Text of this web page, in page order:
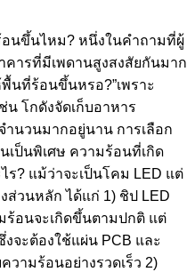
อนขึ้นไหม? หนึ่งในคำถามที่ผู้
คารที่มีเพดานสูงสงสัยกันมาก
นที่ร้อนขึ้นหรอ?”เพราะ
โกดังจัดเก็บอาหาร
นวนมากอยู่นาน การเลือก
เป็นพิเศษ ความร้อนที่เกิด
ร? แม้ว่าจะเป็นโคม LED แต่
ส่วนหลัก ได้แก่ 1) ชิป LED
ร้อนจะเกิดขึ้นตามปกติ แต่
จะต้องใช้แผ่น PCB และ
วามร้อนอย่างรวดเร็ว 2)